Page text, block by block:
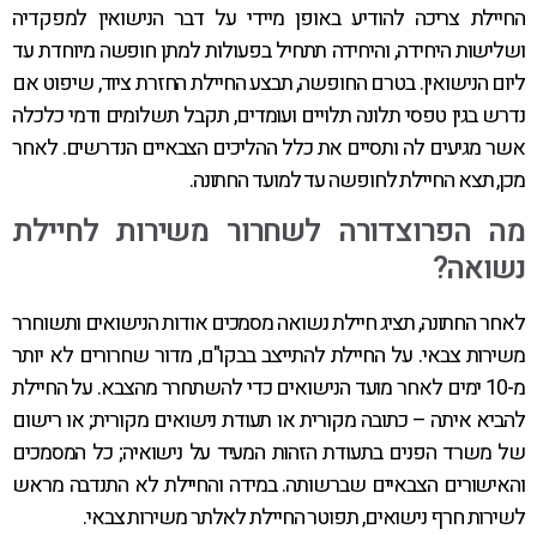
החיילת צריכה להודיע באופן מיידי על דבר הנישואין למפקדיה
ושלישות היחידה, והיחידה תתחיל בפעולות למתן חופשה מיוחדת עד
ליום הנישואין. בטרם החופשה, תבצע החיילת החזרת ציוד, שיפוט אם
נדרש בגין טפסי תלונה תלויים ועומדים, תקבל תשלומים ודמי כלכלה
אשר מגיעים לה ותסיים את כלל ההליכים הצבאיים הנדרשים. לאחר
מכן, תצא החיילת לחופשה עד למועד החתונה.
מה הפרוצדורה לשחרור משירות לחיילת
נשואה?
לאחר החתונה, תציג חיילת נשואה מסמכים אודות הנישואים ותשוחרר
משירות צבאי. על החיילת להתייצב בבקו"ם, מדור שחרורים לא יותר
מ-10 ימים לאחר מועד הנישואים כדי להשתחרר מהצבא. על החיילת
להביא איתה – כתובה מקורית או תעודת נישואים מקורית; או רישום
של משרד הפנים בתעודת הזהות המעיד על נישואיה; כל המסמכים
והאישורים הצבאיים שברשותה. במידה והחיילת לא התנדבה מראש
לשירות חרף נישואים, תפוטר החיילת לאלתר משירות צבאי.